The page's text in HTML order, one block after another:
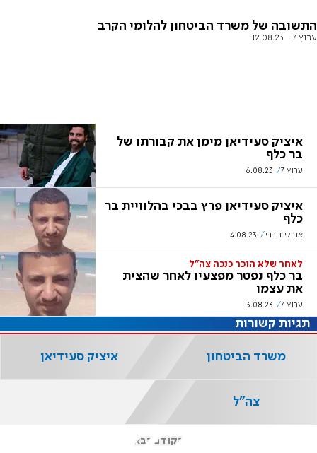
התשובה של משרד הביטחון להלומי הקרב
ערוץ 7 12.08.23
איציק סעידיאן מימן את קבורתו של
בר כלף
ערוץ 7 6.08.23
איציק סעידיאן פרץ בבכי בהלוויית בר
כלף
אורלי הררי 4.08.23
לאחר שלא הוכר כנכה צה"ל
בר כלף נפטר מפצעיו לאחר שהצית
את עצמו
ערוץ 7 3.08.23
תגיות קשורות
משרד הביטחון איציק סעידיאן
צה"ל
הקודם הבא